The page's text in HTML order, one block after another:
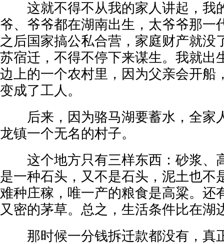
这就不得不从我的家人讲起，我
爷、爷爷都在湖南出生，太爷爷那一
之后国家搞公私合营，家庭财产就没
苏宿迁，不得不停下来谋生。我就出
边上的一个农村里，因为父亲会开船
变成了工人。
后来，因为骆马湖要蓄水，全家
龙镇一个无名的村子。
这个地方只有三样东西：砂浆、
是一种石头，又不是石头，泥土也不
难种庄稼，唯一产的粮食是高粱。还
又密的茅草。总之，生活条件比在湖
那时候一分钱拆迁款都没有，真